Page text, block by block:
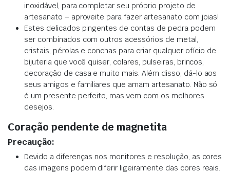
inoxidável, para completar seu próprio projeto de
artesanato – aproveite para fazer artesanato com joias!
Estes delicados pingentes de contas de pedra podem
ser combinados com outros acessórios de metal,
cristais, pérolas e conchas para criar qualquer ofício de
bijuteria que você quiser, colares, pulseiras, brincos,
decoração de casa e muito mais. Além disso, dá-lo aos
seus amigos e familiares que amam artesanato. Não só
é um presente perfeito, mas vem com os melhores
desejos.
Coração pendente de magnetita
Precaução:
Devido a diferenças nos monitores e resolução, as cores
das imagens podem diferir ligeiramente das cores reais.